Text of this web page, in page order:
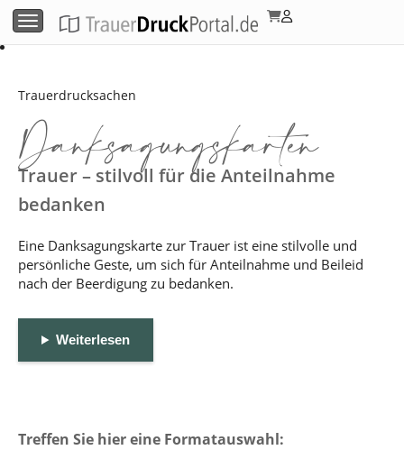
Menü umschalten
Trauerdrucksachen
Danksagungskarten
Trauer – stilvoll für die Anteilnahme
bedanken
Eine Danksagungskarte zur Trauer ist eine stilvolle und
persönliche Geste, um sich für Anteilnahme und Beileid
nach der Beerdigung zu bedanken.
Weiterlesen
Treffen Sie hier eine Formatauswahl: